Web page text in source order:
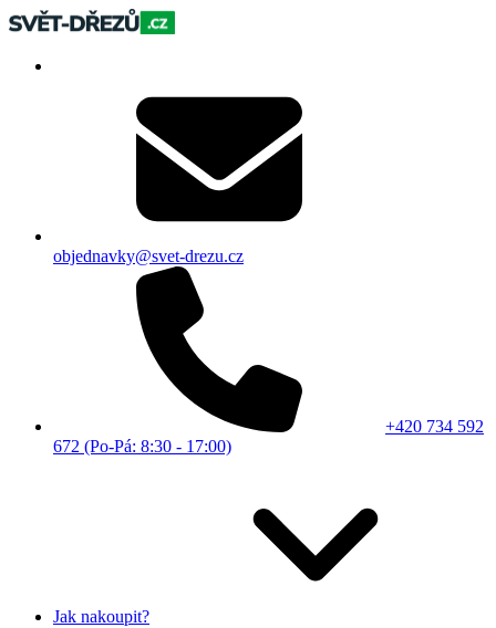
objednavky@svet-drezu.cz
+420 734 592
672 (Po-Pá: 8:30 - 17:00)
Jak nakoupit?